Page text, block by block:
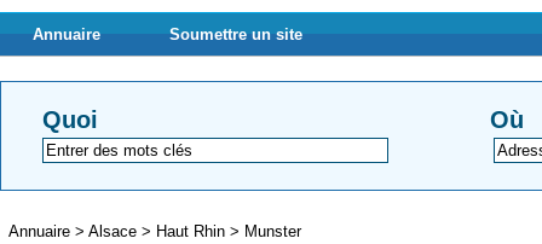
Annuaire Soumettre un site
Quoi Où
Annuaire > Alsace > Haut Rhin > Munster